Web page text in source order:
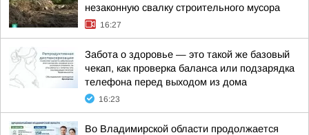
незаконную свалку строительного мусора
16:27
Забота о здоровье — это такой же базовый
чекап, как проверка баланса или подзарядка
телефона перед выходом из дома
16:23
Во Владимирской области продолжается